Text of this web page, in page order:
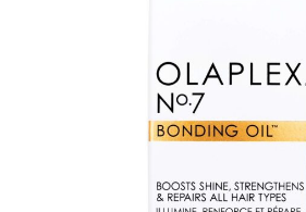
Mascara
Eyeliner
Matita Labbra
Gloss
Smalto
Solventi